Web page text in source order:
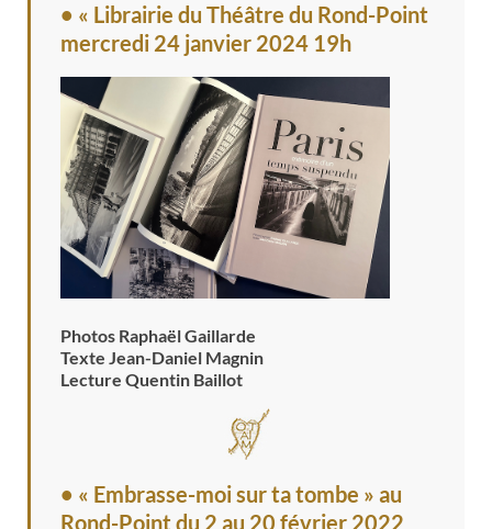
• « Librairie du Théâtre du Rond-Point
mercredi 24 janvier 2024 19h
Photos Raphaël Gaillarde
Texte Jean-Daniel Magnin
Lecture Quentin Baillot
• « Embrasse-moi sur ta tombe » au
Rond-Point du 2 au 20 février 2022